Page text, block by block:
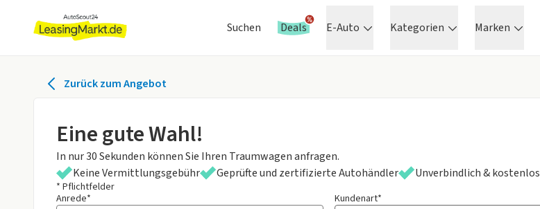
Suchen Deals E-Auto Kategorien Marken
Zurück zum Angebot
Eine gute Wahl!
In nur 30 Sekunden können Sie Ihren Traumwagen anfragen.
Keine Vermittlungsgebühr
Geprüfte und zertifizierte Autohändler Unverbindlich & kostenlos
* Pflichtfelder
Anrede*
Kundenart*